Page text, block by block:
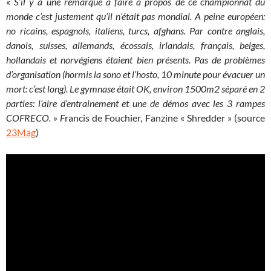
monde c’est justement qu’il n’était pas mondial. A peine européen:
no ricains, espagnols, italiens, turcs, afghans. Par contre anglais,
danois, suisses, allemands, écossais, irlandais, français, belges,
hollandais et norvégiens étaient bien présents. Pas de problèmes
d’organisation (hormis la sono et l’hosto, 10 minute pour évacuer un
mort: c’est long). Le gymnase était OK, environ 1500m2 séparé en 2
parties: l’aire d’entrainement et une de démos avec les 3 rampes
COFRECO. » Francis de Fouchier, Fanzine « Shredder » (source
23Mag)